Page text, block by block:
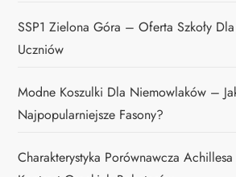
SSP1 Zielona Góra – Oferta Szkoły Dla
Uczniów
Modne Koszulki Dla Niemowlaków –
Najpopularniejsze Fasony?
Charakterystyka Porównawcza